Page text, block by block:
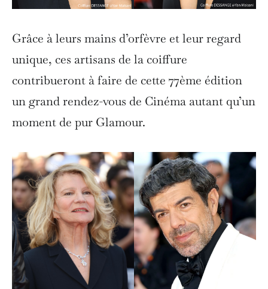
Grâce à leurs mains d’orfèvre et leur regard
unique, ces artisans de la coiffure
contribueront à faire de cette 77ème édition
un grand rendez-vous de Cinéma autant qu’un
moment de pur Glamour.